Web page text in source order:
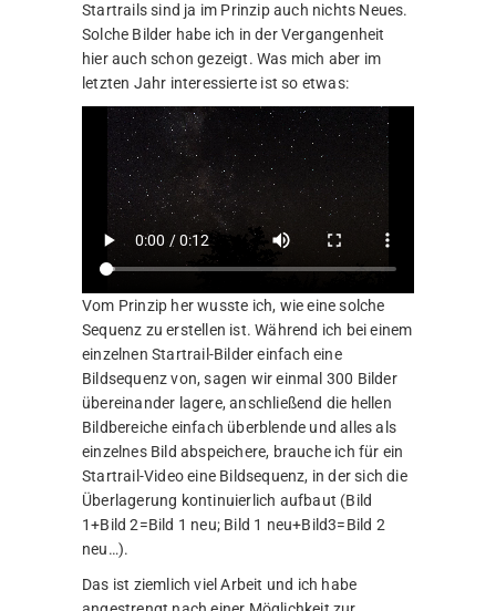
Startrails sind ja im Prinzip auch nichts Neues.
Solche Bilder habe ich in der Vergangenheit
hier auch schon gezeigt. Was mich aber im
letzten Jahr interessierte ist so etwas:
Vom Prinzip her wusste ich, wie eine solche
Sequenz zu erstellen ist. Während ich bei einem
einzelnen Startrail-Bilder einfach eine
Bildsequenz von, sagen wir einmal 300 Bilder
übereinander lagere, anschließend die hellen
Bildbereiche einfach überblende und alles als
einzelnes Bild abspeichere, brauche ich für ein
Startrail-Video eine Bildsequenz, in der sich die
Überlagerung kontinuierlich aufbaut (Bild
1+Bild 2=Bild 1 neu; Bild 1 neu+Bild3=Bild 2
neu…).
Das ist ziemlich viel Arbeit und ich habe